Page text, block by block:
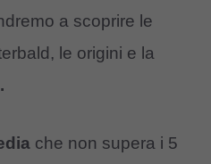
a scoprire le
le origini e la
.
che non supera i 5